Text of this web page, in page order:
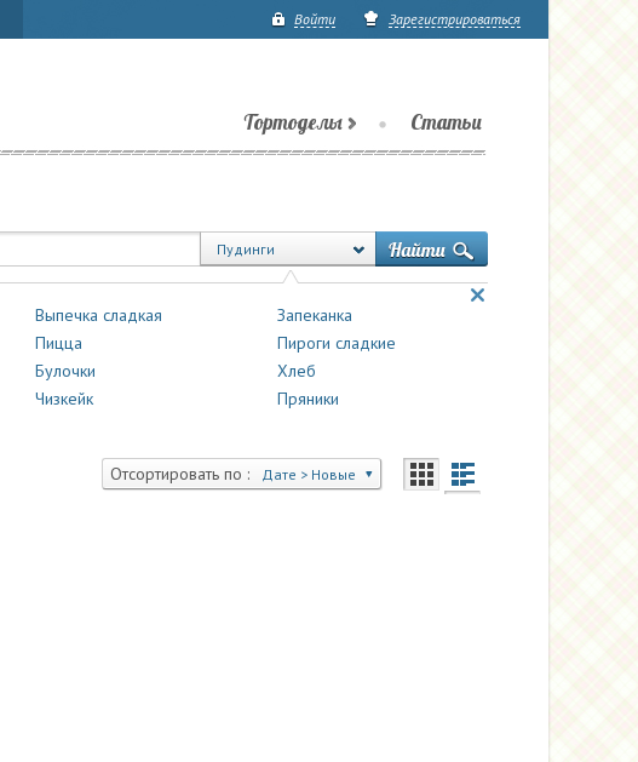
Войти Зарегистрироваться
Тортоделы Статьи
Пудинги
Выпечка сладкая
Запеканка
Пицца
Пироги сладкие
Булочки
Хлеб
Чизкейк Пряники
Отсортировать по : Дате > Новые